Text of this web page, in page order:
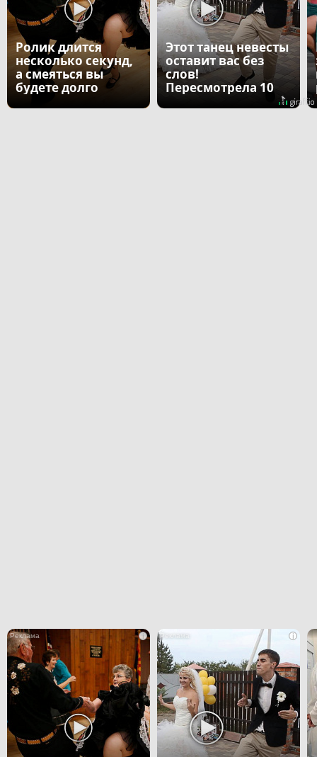
Ролик длится
несколько секунд,
а смеяться вы
будете долго
Этот танец невесты
оставит вас без
слов!
Пересмотрела 10
i i